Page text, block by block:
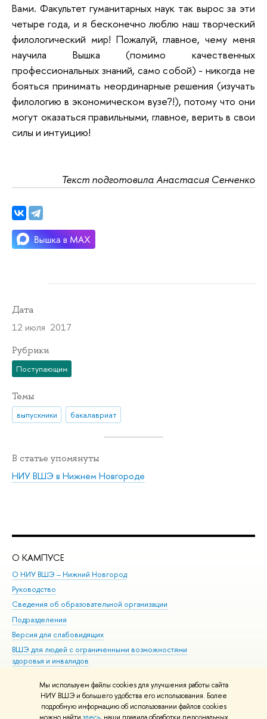
Мы используем файлы cookies для улучшения работы сайта
НИУ ВШЭ и большего удобства его использования. Более
подробную информацию об использовании файлов cookies
Вами. Факультет гуманитарных наук так вырос за эти
четыре года, и я бесконечно люблю наш творческий
филологический мир! Пожалуй, главное, чему меня
научила Вышка (помимо качественных
профессиональных знаний, само собой) - никогда не
бояться принимать неординарные решения (изучать
филологию в экономическом вузе?!), потому что они
могут оказаться правильными, главное, верить в свои
силы и интуицию!
Текст подготовила Анастасия Сенченко
Дата
12 июля 2017
Рубрики
Поступающим
Темы
выпускники бакалавриат
В статье упомянуты
НИУ ВШЭ в Нижнем Новгороде
О КАМПУСЕ
О НИУ ВШЭ – Нижний Новгород
Руководство
Сведения об образовательной организации
Подразделения
Версия для слабовидящих
ВШЭ для людей с ограниченными возможностями
здоровья и инвалидов